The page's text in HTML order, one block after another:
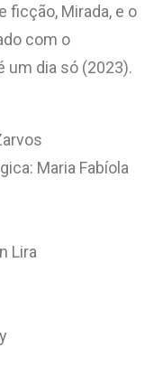
ficção, Mirada, e o
com o
um dia só (2023).
Maria Fabíola
Lira